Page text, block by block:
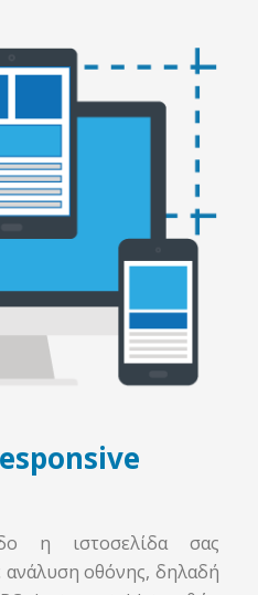
η ιστοσελίδα σας
ανάλυση οθόνης, δηλαδή